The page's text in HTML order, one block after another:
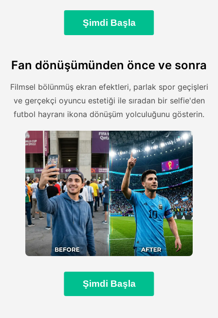
Şimdi Başla
Fan dönüşümünden önce ve sonra
Filmsel bölünmüş ekran efektleri, parlak spor geçişleri
ve gerçekçi oyuncu estetiği ile sıradan bir selfie'den
futbol hayranı ikona dönüşüm yolculuğunu gösterin.
Şimdi Başla